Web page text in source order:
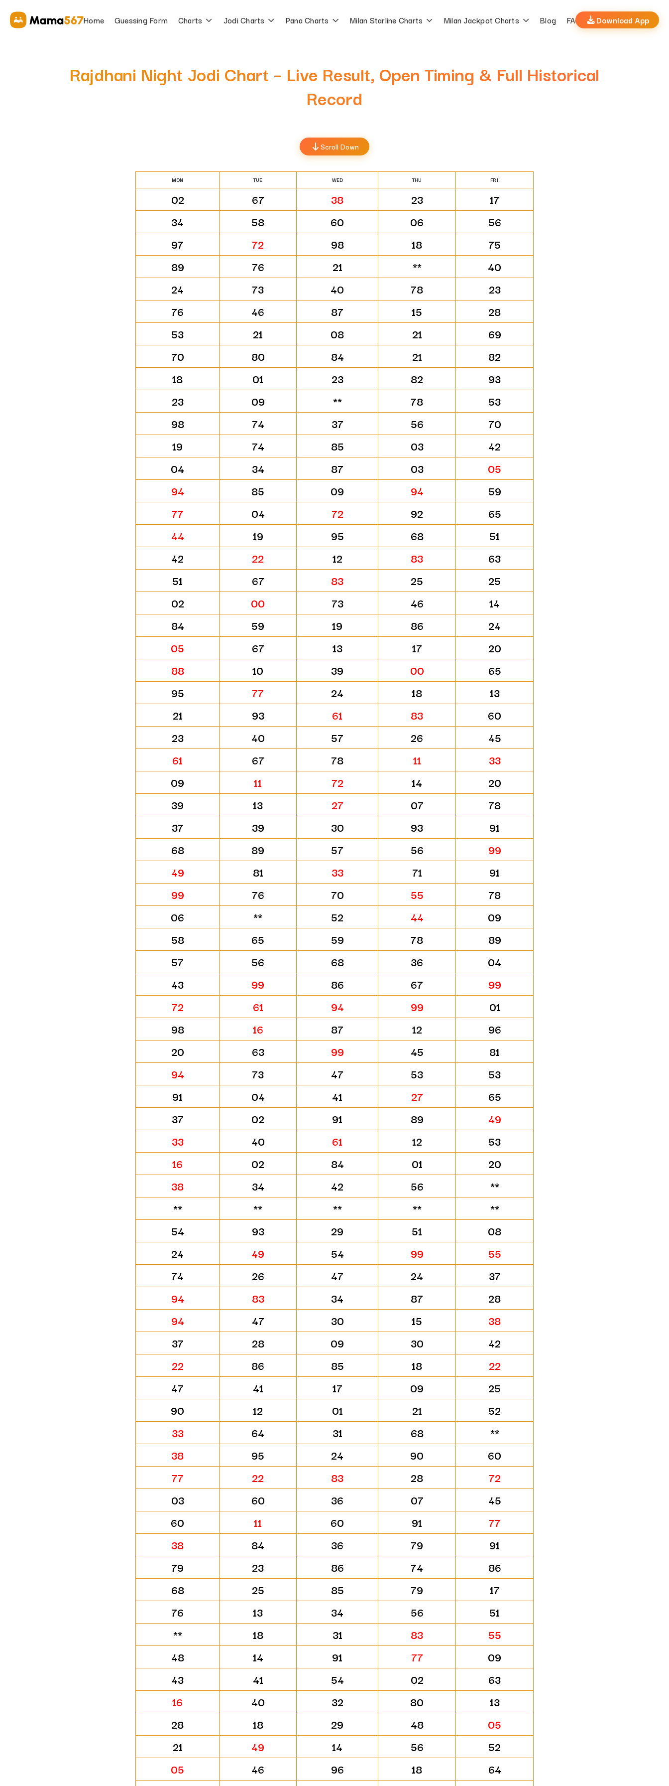
Home Guessing Form Charts Jodi Charts Pana Charts Milan Starline Charts Milan Jackpot Charts Blog FAQs Download App
Rajdhani Night Jodi Chart – Live Result, Open Timing & Full Historical
Record
Scroll Down
MON TUE WED THU FRI
02 67 38 23
17
34
58 60 06
56
97
72 98 18
75
89
76 21 **
40
24
73 40 78
23
76
46 87 15
28
53
21 08 21
69
70
80 84 21
82
18
01 23 82
93
23
09 ** 78
53
98
74 37 56
70
19
74 85 03
42
04
34 87 03
05
94
85 09 94
59
77
04 72 92
65
44
19 95 68
51
42
22 12 83
63
51
67 83 25
25
02
00 73 46
14
84
59 19 86
24
05
67 13 17
20
88
10 39 00
65
95
77 24 18
13
21
93 61 83
60
23
40 57 26
45
61
67 78 11
33
09
11 72 14
20
39
13 27 07
78
37
39 30 93
91
68
89 57 56
99
49
81 33 71
91
99
76 70 55
78
06
** 52 44
09
58
65 59 78
89
57
56 68 36
04
43
99 86 67
99
72
61 94 99
01
98
16 87 12
96
20
63 99 45
81
94
73 47 53
53
91
04 41 27
65
37
02 91 89
49
33
40 61 12
53
16
02 84 01
20
38
34 42 56
**
**
** ** **
**
54
93 29 51
08
24
49 54 99
55
74
26 47 24
37
94
83 34 87
28
94
47 30 15
38
37
28 09 30
42
22
86 85 18
22
47
41 17 09
25
90
12 01 21
52
33
64 31 68
**
38
95 24 90
60
77
22 83 28
72
03
60 36 07
45
60
11 60 91
77
38
84 36 79
91
79
23 86 74
86
68
25 85 79
17
76
13 34 56
51
**
18 31 83
55
48
14 91 77
09
43
41 54 02
63
16
40 32 80
13
28
18 29 48
05
21
49 14 56
52
05
46 96 18
64